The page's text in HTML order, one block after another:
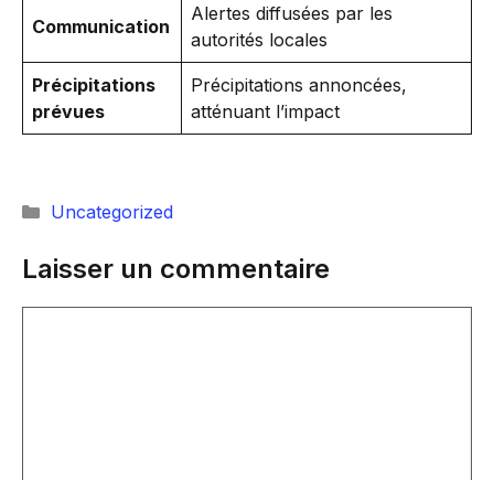
Communication
Alertes diffusées par les
autorités locales
Précipitations
prévues
Précipitations annoncées,
atténuant l’impact
Catégories
Uncategorized
Laisser un commentaire